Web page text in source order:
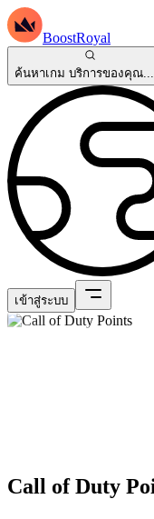
BoostRoyal
ค้นหาเกม บริการของคุณ...
เข้าสู่ระบบ
Call of Duty